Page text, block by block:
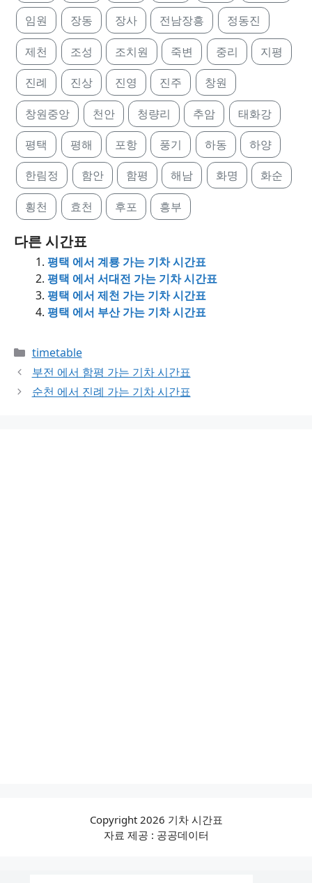
임원 장동 장사 전남장흥 정동진
제천 조성 조치원 죽변 중리 지평
진례 진상 진영 진주 창원
창원중앙 천안 청량리 추암 태화강
평택 평해 포항 풍기 하동 하양
한림정 함안 함평 해남 화명 화순
횡천 효천 후포 흥부
다른 시간표
평택 에서 계룡 가는 기차 시간표
평택 에서 서대전 가는 기차 시간표
평택 에서 제천 가는 기차 시간표
평택 에서 부산 가는 기차 시간표
Categories
timetable
부전 에서 함평 가는 기차 시간표
순천 에서 진례 가는 기차 시간표
Copyright 2026 기차 시간표
자료 제공 : 공공데이터